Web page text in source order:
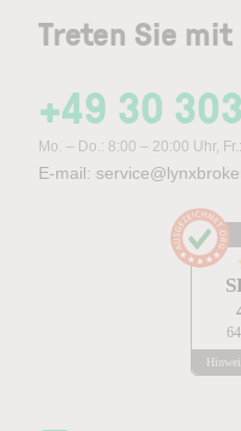
Treten Sie
+49 30
Mo. – Do.: 8:00 – 20:00 Uhr,
E-mail: